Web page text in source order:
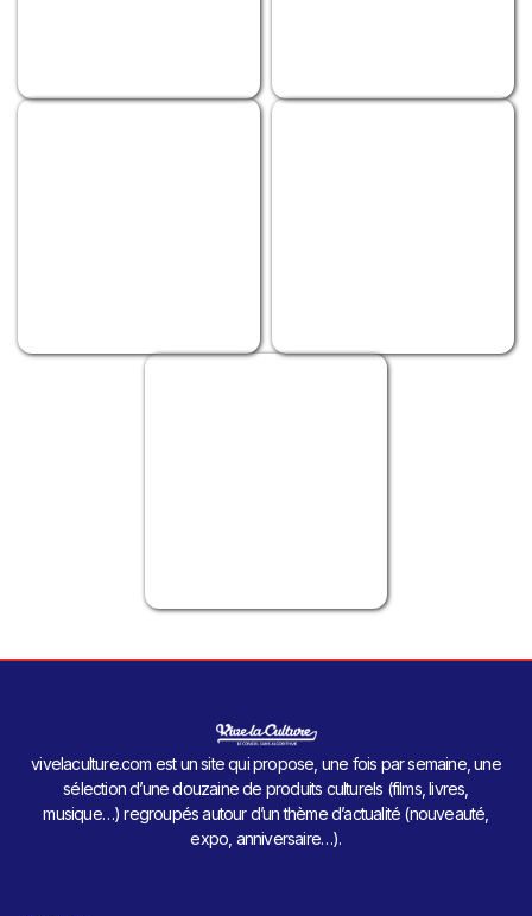
vivelaculture.com est un site qui propose, une fois par semaine, une
sélection d’une douzaine de produits culturels (films, livres,
musique…) regroupés autour d’un thème d’actualité (nouveauté,
expo, anniversaire…).